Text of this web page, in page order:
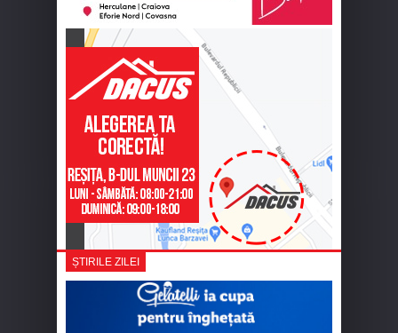
ȘTIRILE ZILEI